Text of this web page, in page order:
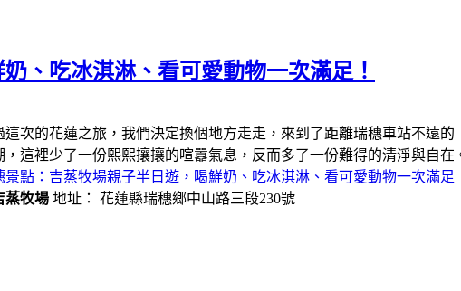
、吃冰淇淋、看可愛動物一次滿足！
次的花蓮之旅，我們決定換個地方走走，來到了距離瑞穗車站不遠的
這裡少了一份熙熙攘攘的喧囂氣息，反而多了一份難得的清淨與自
景點：吉蒸牧場親子半日遊，喝鮮奶、吃冰淇淋、看可愛動物一次滿足
蒸牧場 地址： 花蓮縣瑞穗鄉中山路三段230號